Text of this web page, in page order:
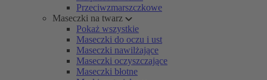
Przeciwzmarszczkowe
Maseczki na twarz
Pokaż wszystkie
Maseczki do oczu i ust
Maseczki nawilżające
Maseczki oczyszczające
Maseczki błotne